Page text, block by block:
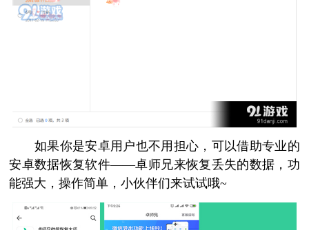
如果你是安卓用户也不用担心，可以借助专业的
安卓数据恢复软件——卓师兄来恢复丢失的数据，功
能强大，操作简单，小伙伴们来试试哦~